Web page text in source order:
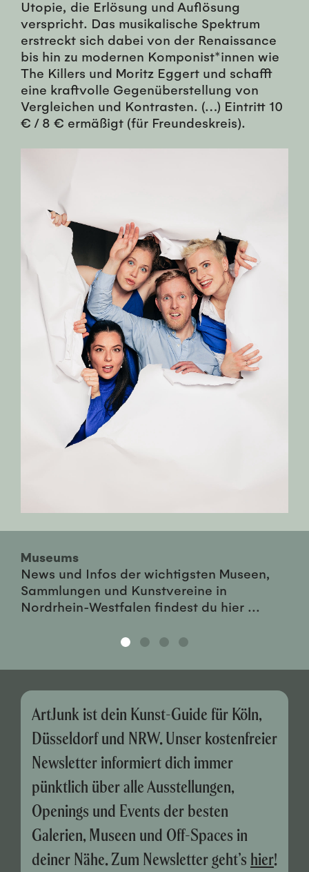
Utopie, die Erlösung und Auflösung
verspricht. Das musikalische Spektrum
erstreckt sich dabei von der Renaissance
bis hin zu modernen Komponist*innen wie
The Killers und Moritz Eggert und schafft
eine kraftvolle Gegenüberstellung von
Vergleichen und Kontrasten. (…) Eintritt 10
€ / 8 € ermäßigt (für Freundeskreis).
Museums
News und Infos der wichtigsten Museen,
Sammlungen und Kunstvereine in
Nordrhein-Westfalen findest du hier ...
ArtJunk ist dein Kunst-Guide für Köln,
Düsseldorf und NRW. Unser kostenfreier
Newsletter informiert dich immer
pünktlich über alle Ausstellungen,
Openings und Events der besten
Galerien, Museen und Off-Spaces in
deiner Nähe. Zum Newsletter geht’s hier!